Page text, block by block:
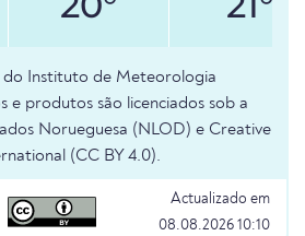
do Instituto de Meteorologia
e produtos são licenciados sob a
Norueguesa (NLOD) e Creative
(CC BY 4.0).
Actualizado em
08.08.2026 10:10